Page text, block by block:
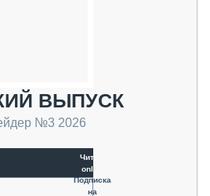
ВЫПУСК
№3 2026
Читать
online
Подписка
на